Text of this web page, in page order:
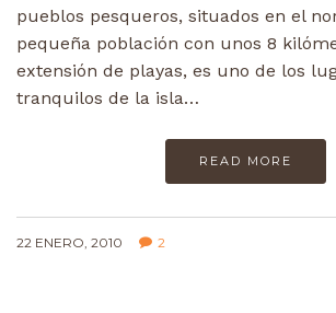
pueblos pesqueros, situados en el
pequeña población con unos 8
extensión de playas, es uno de los
tranquilos de la isla…
READ MORE
22 ENERO, 2010 2